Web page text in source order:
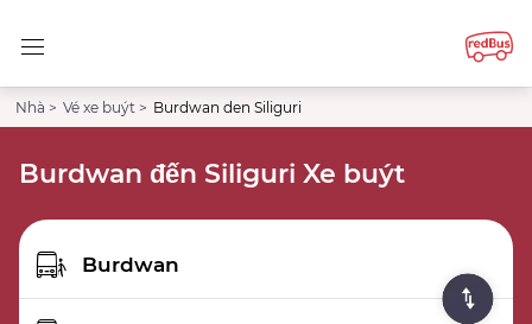
Nhà > Vé xe buýt > Burdwan den Siliguri
Burdwan đến Siliguri Xe buýt